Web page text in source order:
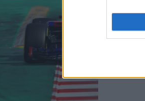
Brendon
engedi a
fehér
volt. Nem